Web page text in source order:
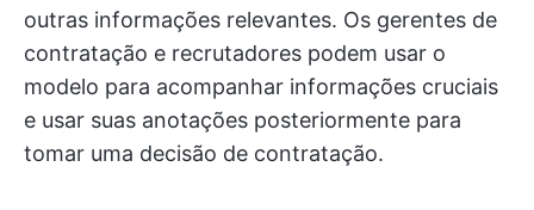
outras informações relevantes. Os gerentes de
contratação e recrutadores podem usar o
modelo para acompanhar informações cruciais
e usar suas anotações posteriormente para
tomar uma decisão de contratação.